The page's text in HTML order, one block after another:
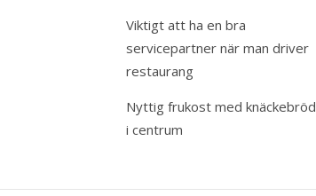
Viktigt att ha en bra
servicepartner när man driver
restaurang
Nyttig frukost med knäckebröd
i centrum